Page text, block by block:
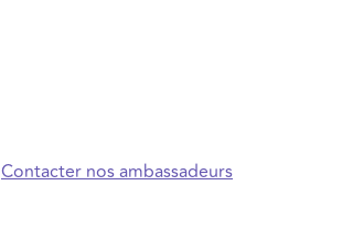
Contacter nos ambassadeurs